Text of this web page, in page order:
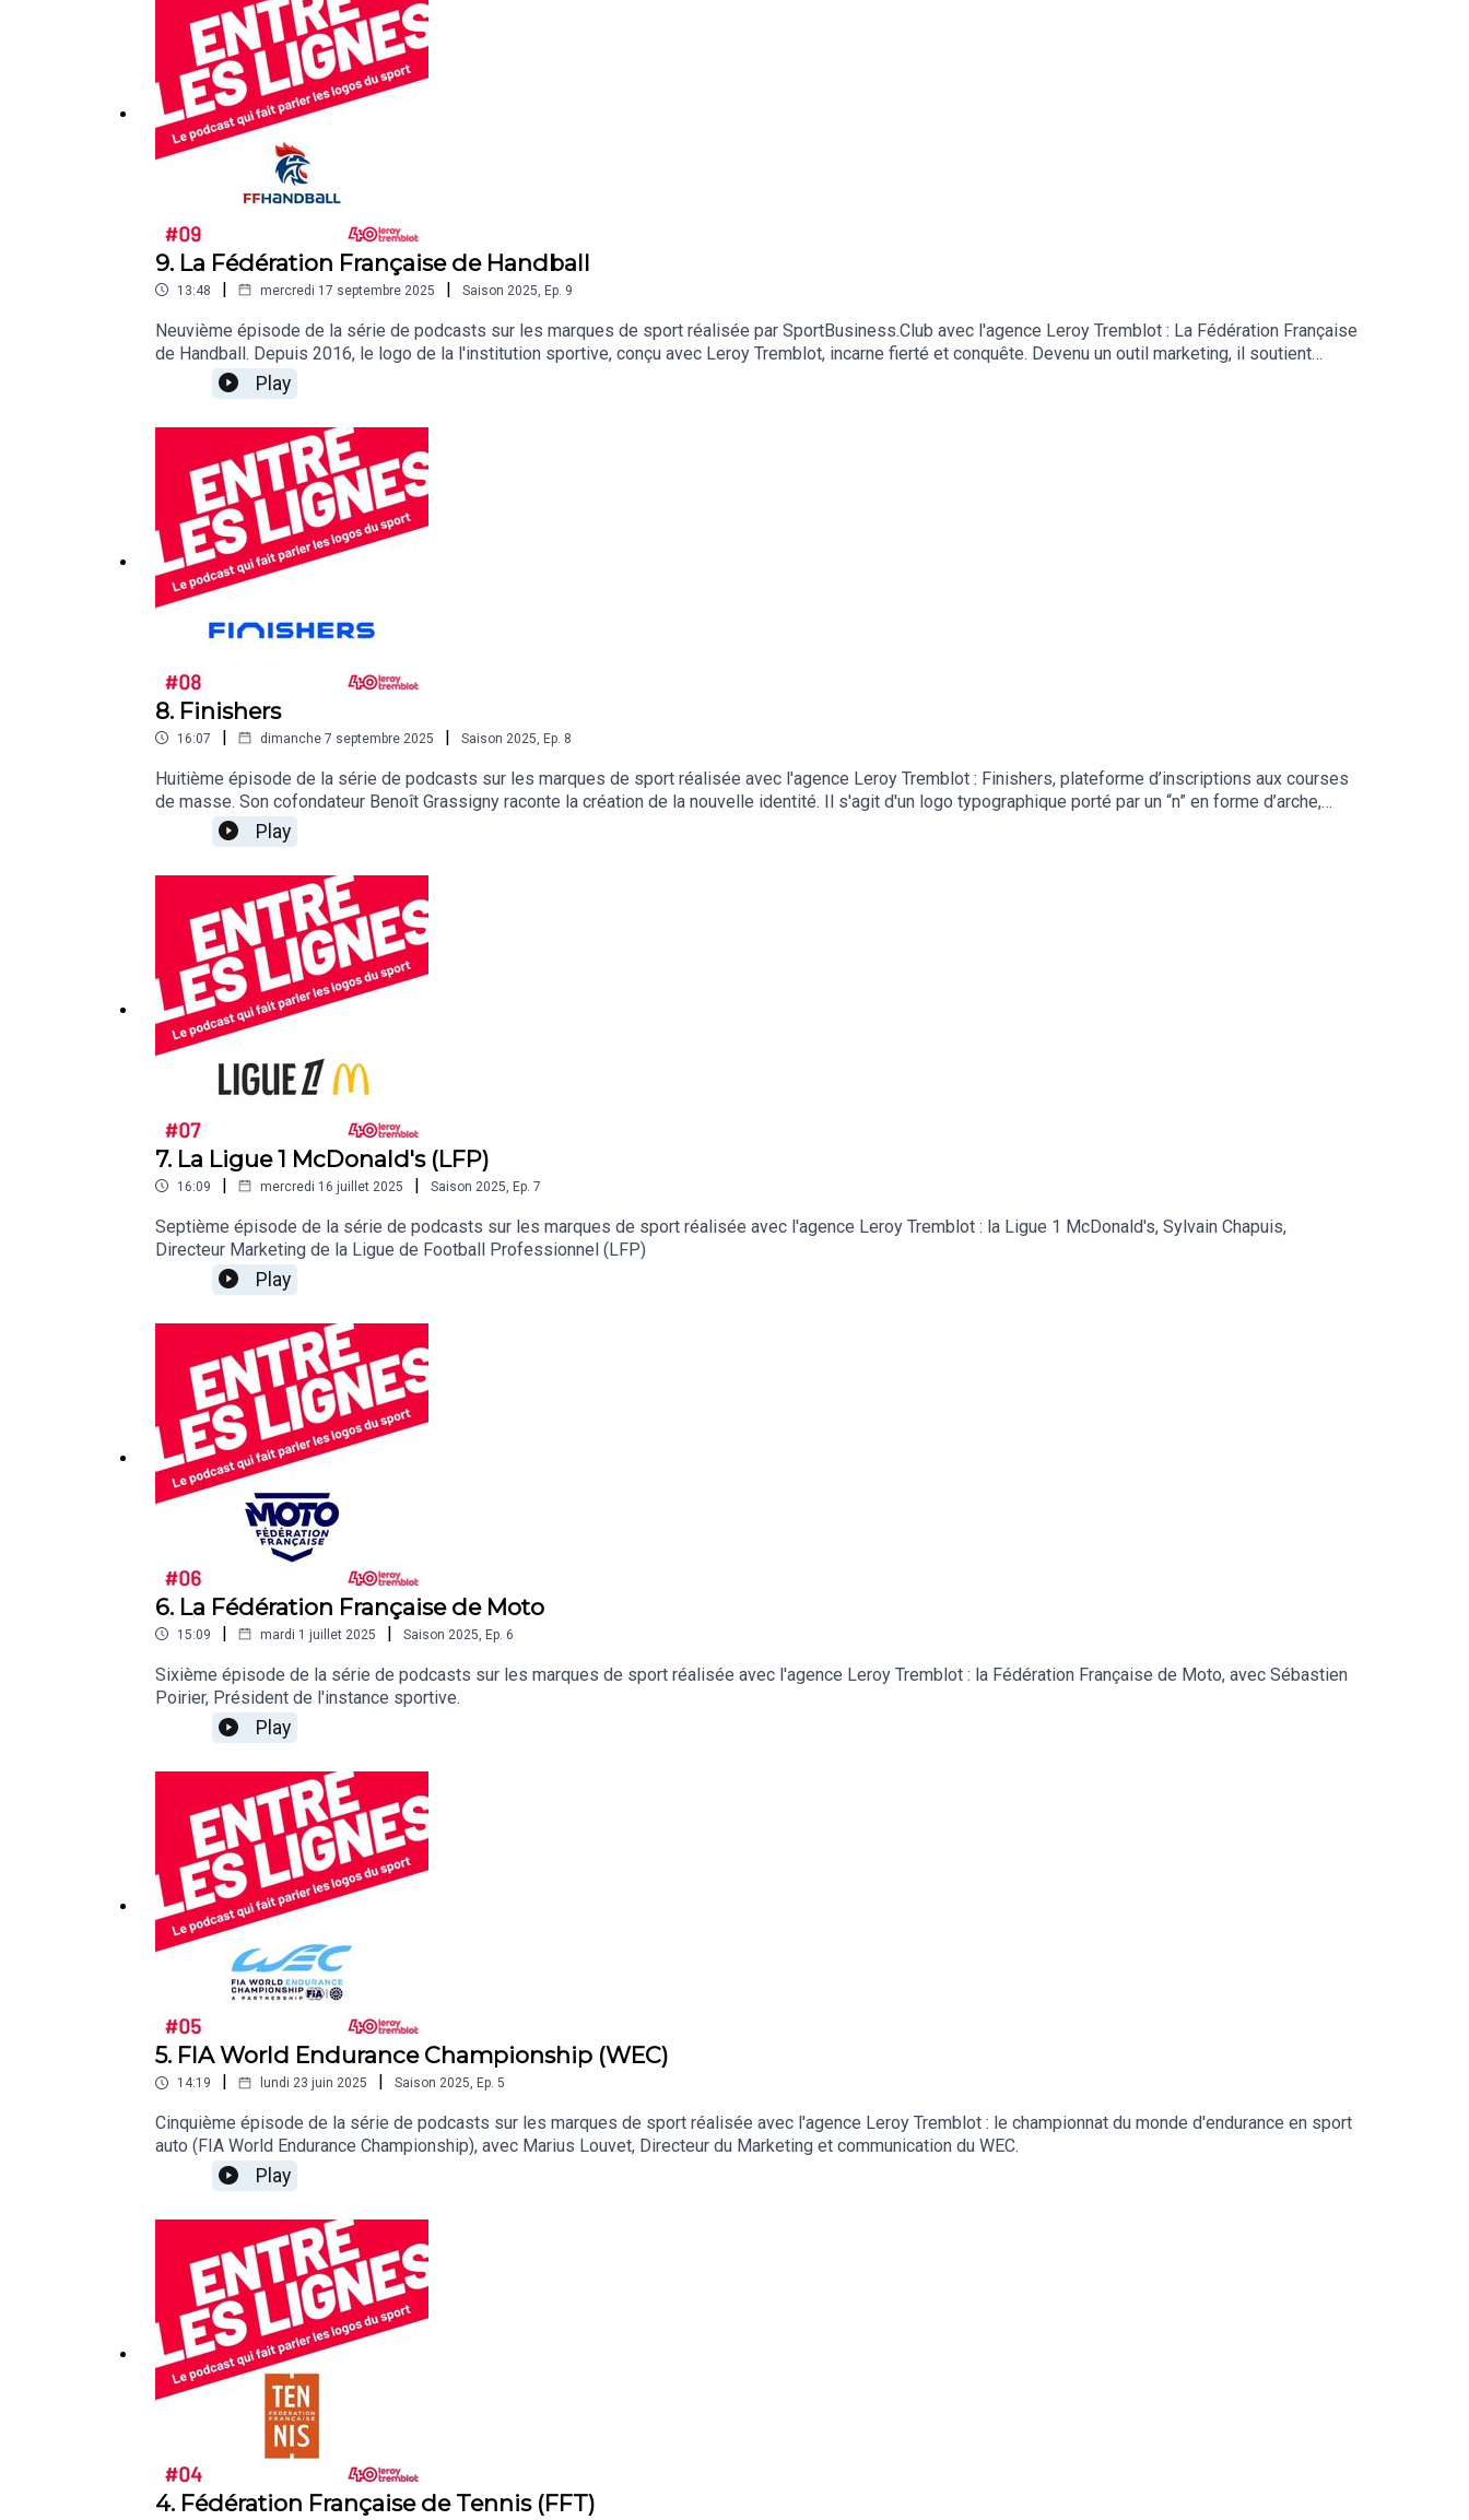
9. La Fédération Française de Handball
13:48 | mercredi 17 septembre 2025 | Saison 2025 Ep. 9
Neuvième épisode de la série de podcasts sur les marques de sport réalisée par SportBusiness.Club avec l'agence Leroy Tremblot : La Fédération Française
de Handball. Depuis 2016, le logo de la l'institution sportive, conçu avec Leroy Tremblot, incarne fierté et conquête. Devenu un outil marketing, il soutient
merchandising et sponsoring et pourrait évoluer pour de futurs événements. Avec Cédric Pouthier Directeur du marketing de la FF Handball et Dominique
Jubert, Directeur général de Leroy Tremblot.
Play
8. Finishers
16:07 | dimanche 7 septembre 2025 | Saison 2025 Ep. 8
Huitième épisode de la série de podcasts sur les marques de sport réalisée avec l'agence Leroy Tremblot : Finishers, plateforme d’inscriptions aux courses
de masse. Son cofondateur Benoît Grassigny raconte la création de la nouvelle identité. Il s'agit d'un logo typographique porté par un “n” en forme d’arche,
symbole universel des lignes de départ et d’arrivée. Il est accompagné par Dominique Jubert (Leroy Tremblot).
Play
7. La Ligue 1 McDonald's (LFP)
16:09 | mercredi 16 juillet 2025 | Saison 2025, Ep. 7
Septième épisode de la série de podcasts sur les marques de sport réalisée avec l'agence Leroy Tremblot : la Ligue 1 McDonald's, Sylvain Chapuis,
Directeur Marketing de la Ligue de Football Professionnel (LFP)
Play
6. La Fédération Française de Moto
15:09 | mardi 1 juillet 2025 | Saison 2025, Ep. 6
Sixième épisode de la série de podcasts sur les marques de sport réalisée avec l'agence Leroy Tremblot : la Fédération Française de Moto, avec Sébastien
Poirier, Président de l'instance sportive.
Play
5. FIA World Endurance Championship (WEC)
14:19 | lundi 23 juin 2025 | Saison 2025, Ep. 5
Cinquième épisode de la série de podcasts sur les marques de sport réalisée avec l'agence Leroy Tremblot : le championnat du monde d'endurance en sport
auto (FIA World Endurance Championship), avec Marius Louvet, Directeur du Marketing et communication du WEC.
Play
4. Fédération Française de Tennis (FFT)